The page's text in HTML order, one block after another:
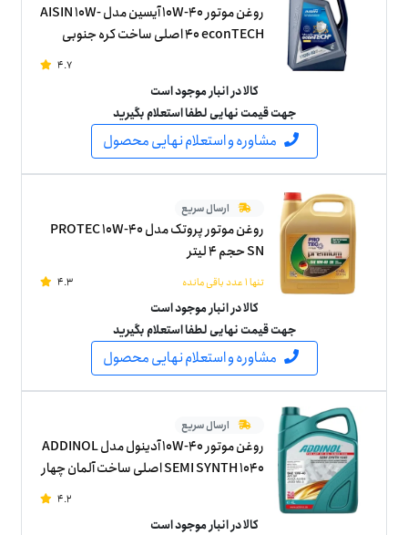
روغن موتور 10W-40 آیسین مدل AISIN 10W-
40 econTECH اصلی ساخت کره جنوبی
4.7
کالا در انبار موجود است
جهت قیمت نهایی لطفا استعلام بگیرید
مشاوره و استعلام نهایی محصول
ارسال سریع
روغن موتور پروتک مدل PROTEC 10W-40
SN حجم 4 لیتر
تنها 1 عدد باقی مانده 4.3
کالا در انبار موجود است
جهت قیمت نهایی لطفا استعلام بگیرید
مشاوره و استعلام نهایی محصول
ارسال سریع
روغن موتور 10W-40 آدینول مدل ADDINOL
SEMI SYNTH 1040 اصلی ساخت آلمان چهار
4.2
کالا در انبار موجود است